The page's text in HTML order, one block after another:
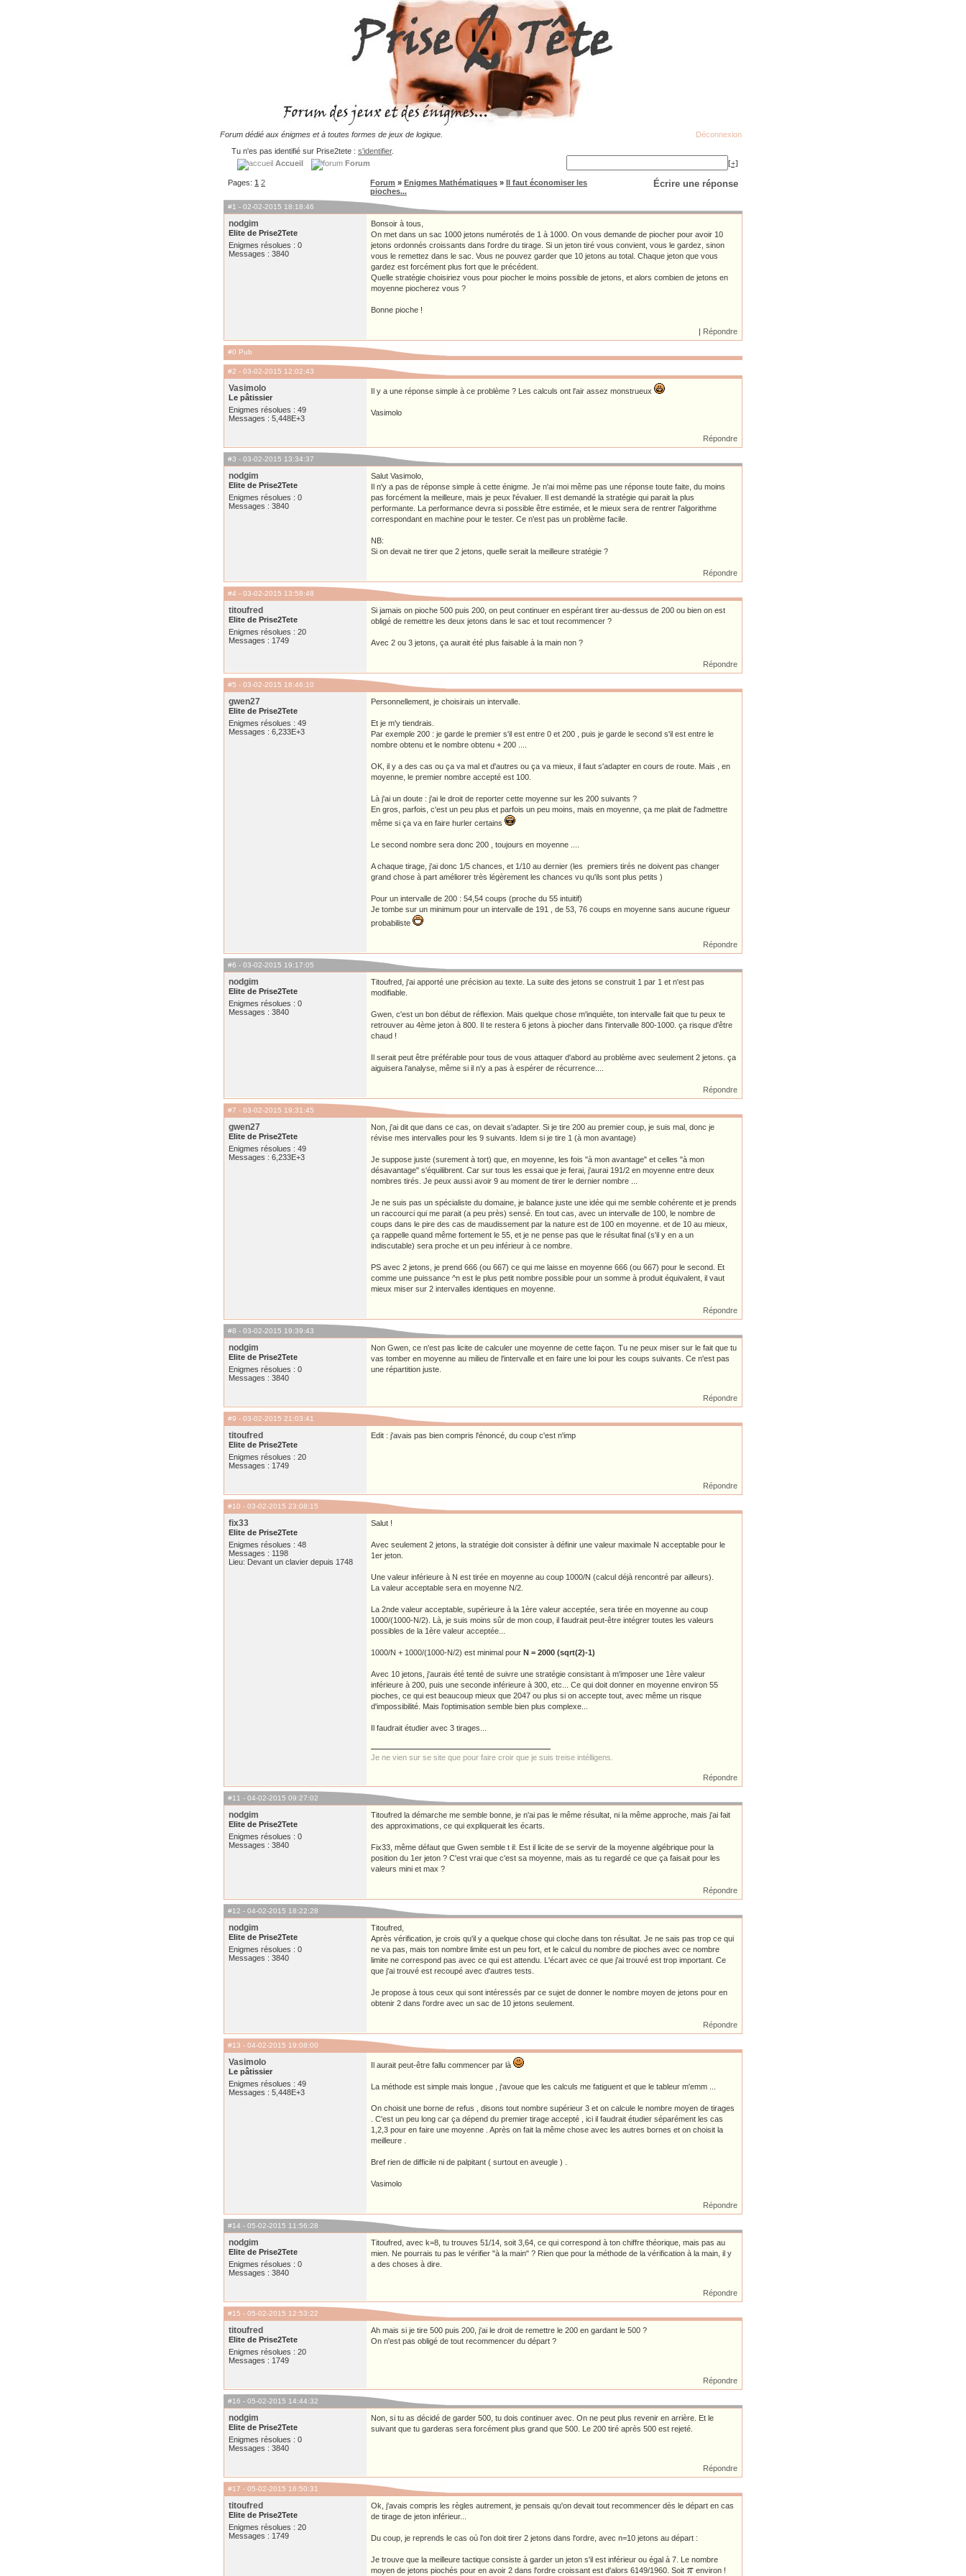
Forum dédié aux énigmes et à toutes formes de jeux de logique.
Déconnexion
Tu n'es pas identifié sur Prise2tete : s'identifier.
Accueil
Forum [+]
Pages: 1 2 Écrire une réponse
Forum » Enigmes Mathématiques » Il faut économiser les
pioches...
#1 - 02-02-2015 18:18:46
nodgim
Elite de Prise2Tete
Enigmes résolues : 0
Messages : 3840
Bonsoir à tous,
On met dans un sac 1000 jetons numérotés de 1 à 1000. On vous demande de piocher pour avoir 10
jetons ordonnés croissants dans l'ordre du tirage. Si un jeton tiré vous convient, vous le gardez, sinon
vous le remettez dans le sac. Vous ne pouvez garder que 10 jetons au total. Chaque jeton que vous
gardez est forcément plus fort que le précédent.
Quelle stratégie choisiriez vous pour piocher le moins possible de jetons, et alors combien de jetons en
moyenne piocherez vous ?
Bonne pioche !
| Répondre
#0 Pub
#2 - 03-02-2015 12:02:43
Vasimolo
Le pâtissier
Enigmes résolues : 49
Messages : 5,448E+3
Il y a une réponse simple à ce problème ? Les calculs ont l'air assez monstrueux
Vasimolo
Répondre
#3 - 03-02-2015 13:34:37
nodgim
Elite de Prise2Tete
Enigmes résolues : 0
Messages : 3840
Salut Vasimolo,
Il n'y a pas de réponse simple à cette énigme. Je n'ai moi même pas une réponse toute faite, du moins
pas forcément la meilleure, mais je peux l'évaluer. Il est demandé la stratégie qui parait la plus
performante. La performance devra si possible être estimée, et le mieux sera de rentrer l'algorithme
correspondant en machine pour le tester. Ce n'est pas un problème facile.
NB:
Si on devait ne tirer que 2 jetons, quelle serait la meilleure stratégie ?
Répondre
#4 - 03-02-2015 13:58:48
titoufred
Elite de Prise2Tete
Enigmes résolues : 20
Messages : 1749
Si jamais on pioche 500 puis 200, on peut continuer en espérant tirer au-dessus de 200 ou bien on est
obligé de remettre les deux jetons dans le sac et tout recommencer ?
Avec 2 ou 3 jetons, ça aurait été plus faisable à la main non ?
Répondre
#5 - 03-02-2015 18:46:10
gwen27
Elite de Prise2Tete
Enigmes résolues : 49
Messages : 6,233E+3
Personnellement, je choisirais un intervalle.
Et je m'y tiendrais.
Par exemple 200 : je garde le premier s'il est entre 0 et 200 , puis je garde le second s'il est entre le
nombre obtenu et le nombre obtenu + 200 ....
OK, il y a des cas ou ça va mal et d'autres ou ça va mieux, il faut s'adapter en cours de route. Mais , en
moyenne, le premier nombre accepté est 100.
Là j'ai un doute : j'ai le droit de reporter cette moyenne sur les 200 suivants ?
En gros, parfois, c'est un peu plus et parfois un peu moins, mais en moyenne, ça me plait de l'admettre
même si ça va en faire hurler certains
Le second nombre sera donc 200 , toujours en moyenne ....
A chaque tirage, j'ai donc 1/5 chances, et 1/10 au dernier (les premiers tirés ne doivent pas changer
grand chose à part améliorer très légèrement les chances vu qu'ils sont plus petits )
Pour un intervalle de 200 : 54,54 coups (proche du 55 intuitif)
Je tombe sur un minimum pour un intervalle de 191 , de 53, 76 coups en moyenne sans aucune rigueur
probabiliste
Répondre
#6 - 03-02-2015 19:17:05
nodgim
Elite de Prise2Tete
Enigmes résolues : 0
Messages : 3840
Titoufred, j'ai apporté une précision au texte. La suite des jetons se construit 1 par 1 et n'est pas
modifiable.
Gwen, c'est un bon début de réflexion. Mais quelque chose m'inquiète, ton intervalle fait que tu peux te
retrouver au 4ème jeton à 800. Il te restera 6 jetons à piocher dans l'intervalle 800-1000. ça risque d'être
chaud !
Il serait peut être préférable pour tous de vous attaquer d'abord au problème avec seulement 2 jetons. ça
aiguisera l'analyse, même si il n'y a pas à espérer de récurrence....
Répondre
#7 - 03-02-2015 19:31:45
gwen27
Elite de Prise2Tete
Enigmes résolues : 49
Messages : 6,233E+3
Non, j'ai dit que dans ce cas, on devait s'adapter. Si je tire 200 au premier coup, je suis mal, donc je
révise mes intervalles pour les 9 suivants. Idem si je tire 1 (à mon avantage)
Je suppose juste (surement à tort) que, en moyenne, les fois "à mon avantage" et celles "à mon
désavantage" s'équilibrent. Car sur tous les essai que je ferai, j'aurai 191/2 en moyenne entre deux
nombres tirés. Je peux aussi avoir 9 au moment de tirer le dernier nombre ...
Je ne suis pas un spécialiste du domaine, je balance juste une idée qui me semble cohérente et je prends
un raccourci qui me parait (a peu près) sensé. En tout cas, avec un intervalle de 100, le nombre de
coups dans le pire des cas de maudissement par la nature est de 100 en moyenne. et de 10 au mieux,
ça rappelle quand même fortement le 55, et je ne pense pas que le résultat final (s'il y en a un
indiscutable) sera proche et un peu inférieur à ce nombre.
PS avec 2 jetons, je prend 666 (ou 667) ce qui me laisse en moyenne 666 (ou 667) pour le second. Et
comme une puissance ^n est le plus petit nombre possible pour un somme à produit équivalent, il vaut
mieux miser sur 2 intervalles identiques en moyenne.
Répondre
#8 - 03-02-2015 19:39:43
nodgim
Elite de Prise2Tete
Enigmes résolues : 0
Messages : 3840
Non Gwen, ce n'est pas licite de calculer une moyenne de cette façon. Tu ne peux miser sur le fait que tu
vas tomber en moyenne au milieu de l'intervalle et en faire une loi pour les coups suivants. Ce n'est pas
une répartition juste.
Répondre
#9 - 03-02-2015 21:03:41
titoufred
Elite de Prise2Tete
Enigmes résolues : 20
Messages : 1749
Edit : j'avais pas bien compris l'énoncé, du coup c'est n'imp
Répondre
#10 - 03-02-2015 23:08:15
fix33
Elite de Prise2Tete
Enigmes résolues : 48
Messages : 1198
Lieu: Devant un clavier depuis 1748
Salut !
Avec seulement 2 jetons, la stratégie doit consister à définir une valeur maximale N acceptable pour le
1er jeton.
Une valeur inférieure à N est tirée en moyenne au coup 1000/N (calcul déjà rencontré par ailleurs).
La valeur acceptable sera en moyenne N/2.
La 2nde valeur acceptable, supérieure à la 1ère valeur acceptée, sera tirée en moyenne au coup
1000/(1000-N/2). Là, je suis moins sûr de mon coup, il faudrait peut-être intégrer toutes les valeurs
possibles de la 1ère valeur acceptée...
1000/N + 1000/(1000-N/2) est minimal pour N = 2000 (sqrt(2)-1)
Avec 10 jetons, j'aurais été tenté de suivre une stratégie consistant à m'imposer une 1ère valeur
inférieure à 200, puis une seconde inférieure à 300, etc... Ce qui doit donner en moyenne environ 55
pioches, ce qui est beaucoup mieux que 2047 ou plus si on accepte tout, avec même un risque
d'impossibilité. Mais l'optimisation semble bien plus complexe...
Il faudrait étudier avec 3 tirages...
Je ne vien sur se site que pour faire croir que je suis treise intélligens.
Répondre
#11 - 04-02-2015 09:27:02
nodgim
Elite de Prise2Tete
Enigmes résolues : 0
Messages : 3840
Titoufred la démarche me semble bonne, je n'ai pas le même résultat, ni la même approche, mais j'ai fait
des approximations, ce qui expliquerait les écarts.
Fix33, même défaut que Gwen semble t il: Est il licite de se servir de la moyenne algébrique pour la
position du 1er jeton ? C'est vrai que c'est sa moyenne, mais as tu regardé ce que ça faisait pour les
valeurs mini et max ?
Répondre
#12 - 04-02-2015 18:22:28
nodgim
Elite de Prise2Tete
Enigmes résolues : 0
Messages : 3840
Titoufred,
Après vérification, je crois qu'il y a quelque chose qui cloche dans ton résultat. Je ne sais pas trop ce qui
ne va pas, mais ton nombre limite est un peu fort, et le calcul du nombre de pioches avec ce nombre
limite ne correspond pas avec ce qui est attendu. L'écart avec ce que j'ai trouvé est trop important. Ce
que j'ai trouvé est recoupé avec d'autres tests.
Je propose à tous ceux qui sont intéressés par ce sujet de donner le nombre moyen de jetons pour en
obtenir 2 dans l'ordre avec un sac de 10 jetons seulement.
Répondre
#13 - 04-02-2015 19:08:00
Vasimolo
Le pâtissier
Enigmes résolues : 49
Messages : 5,448E+3
Il aurait peut-être fallu commencer par là
La méthode est simple mais longue , j'avoue que les calculs me fatiguent et que le tableur m'emm ...
On choisit une borne de refus , disons tout nombre supérieur 3 et on calcule le nombre moyen de tirages
. C'est un peu long car ça dépend du premier tirage accepté , ici il faudrait étudier séparément les cas
1,2,3 pour en faire une moyenne . Après on fait la même chose avec les autres bornes et on choisit la
meilleure .
Bref rien de difficile ni de palpitant ( surtout en aveugle ) .
Vasimolo
Répondre
#14 - 05-02-2015 11:56:28
nodgim
Elite de Prise2Tete
Enigmes résolues : 0
Messages : 3840
Titoufred, avec k=8, tu trouves 51/14, soit 3,64, ce qui correspond à ton chiffre théorique, mais pas au
mien. Ne pourrais tu pas le vérifier "à la main" ? Rien que pour la méthode de la vérification à la main, il y
a des choses à dire.
Répondre
#15 - 05-02-2015 12:53:22
titoufred
Elite de Prise2Tete
Enigmes résolues : 20
Messages : 1749
Ah mais si je tire 500 puis 200, j'ai le droit de remettre le 200 en gardant le 500 ?
On n'est pas obligé de tout recommencer du départ ?
Répondre
#16 - 05-02-2015 14:44:32
nodgim
Elite de Prise2Tete
Enigmes résolues : 0
Messages : 3840
Non, si tu as décidé de garder 500, tu dois continuer avec. On ne peut plus revenir en arrière. Et le
suivant que tu garderas sera forcément plus grand que 500. Le 200 tiré après 500 est rejeté.
Répondre
#17 - 05-02-2015 16:50:31
titoufred
Elite de Prise2Tete
Enigmes résolues : 20
Messages : 1749
Ok, j'avais compris les règles autrement, je pensais qu'on devait tout recommencer dès le départ en cas
de tirage de jeton inférieur...
Du coup, je reprends le cas où l'on doit tirer 2 jetons dans l'ordre, avec n=10 jetons au départ :
Je trouve que la meilleure tactique consiste à garder un jeton s'il est inférieur ou égal à 7. Le nombre
moyen de jetons piochés pour en avoir 2 dans l'ordre croissant est d'alors 6149/1960. Soit π
π environ !